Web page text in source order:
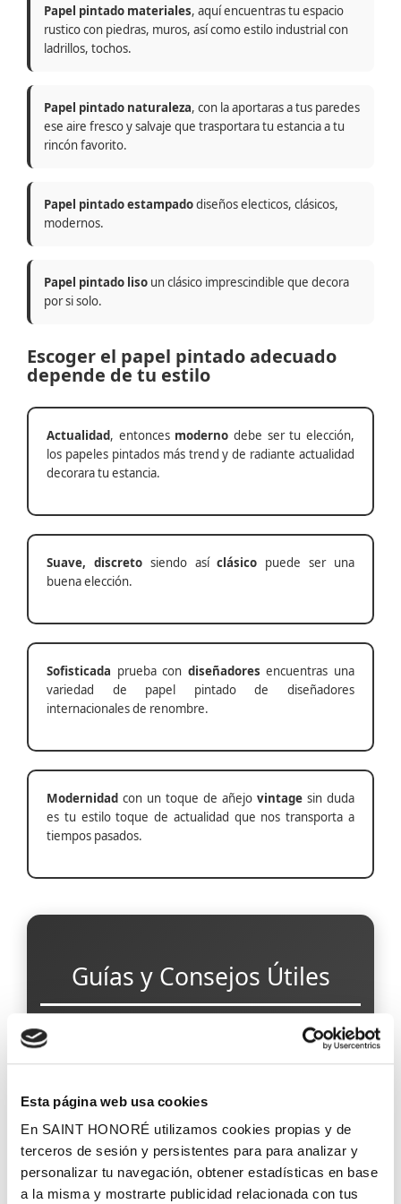
Esta página web usa cookies
En SAINT HONORÉ utilizamos cookies propias y de
terceros de sesión y persistentes para para analizar y
personalizar tu navegación, obtener estadísticas en base
a la misma y mostrarte publicidad relacionada con tus
Papel pintado materiales, aquí encuentras tu espacio
rustico con piedras, muros, así como estilo industrial con
ladrillos, tochos.
Papel pintado naturaleza, con la aportaras a tus paredes
ese aire fresco y salvaje que trasportara tu estancia a tu
rincón favorito.
Papel pintado estampadodiseños electicos, clásicos,
modernos.
Papel pintado liso un clásico imprescindible que decora
por si solo.
Escoger el papel pintado adecuado
depende de tu estilo
Actualidad, entonces moderno debe ser tu elección,
los papeles pintados más trend y de radiante actualidad
decorara tu estancia.
Suave, discretosiendo asíclásico puede ser una
buena elección.
Sofisticada prueba con diseñadores encuentras una
variedad de papel pintado de diseñadores
internacionales de renombre.
Modernidad con un toque de añejo vintage sin duda
es tu estilo toque de actualidad que nos transporta a
tiempos pasados.
Guías y Consejos Útiles
Papel Pintado para Pasillos Estrechos
Papel Pintado Antihumedad